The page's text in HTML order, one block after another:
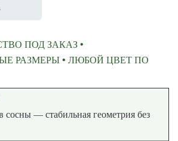
ПОД ЗАКАЗ •
РАЗМЕРЫ • ЛЮБОЙ ЦВЕТ ПО
сосны — стабильная геометрия без